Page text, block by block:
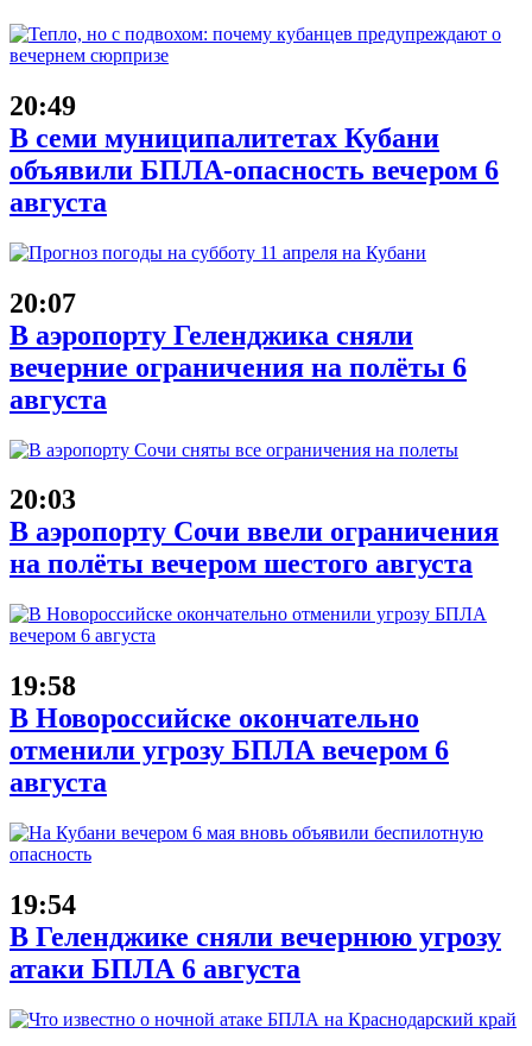
20:49
В семи муниципалитетах Кубани
объявили БПЛА-опасность вечером 6
августа
20:07
В аэропорту Геленджика сняли
вечерние ограничения на полёты 6
августа
20:03
В аэропорту Сочи ввели ограничения
на полёты вечером шестого августа
19:58
В Новороссийске окончательно
отменили угрозу БПЛА вечером 6
августа
19:54
В Геленджике сняли вечернюю угрозу
атаки БПЛА 6 августа